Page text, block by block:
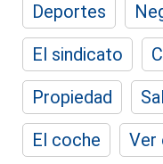
Deportes
El sindicato
Propiedad
El coche
Ver